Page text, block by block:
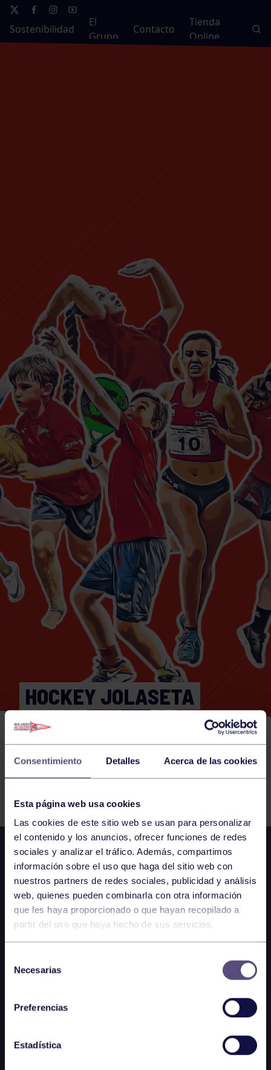
Consentimiento Detalles Acerca de las cookies
Esta página web usa cookies
Las cookies de este sitio web se usan para personalizar
el contenido y los anuncios, ofrecer funciones de redes
sociales y analizar el tráfico. Además, compartimos
información sobre el uso que haga del sitio web con
nuestros partners de redes sociales, publicidad y análisis
web, quienes pueden combinarla con otra información
que les haya proporcionado o que hayan recopilado a
partir del uso que haya hecho de sus servicios.
Necesarias
Preferencias
Estadística
Sostenibilidad
El
Grupo
Contacto
Tienda
Online
HOCKEY JOLASETA
MAMIS